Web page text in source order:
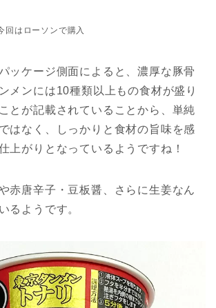
はローソンで購入
ッケージ側面によると、濃厚な豚骨
メンには10種類以上もの食材が盛り
とが記載されていることから、単純
はなく、しっかりと食材の旨味を感
上がりとなっているようですね！
赤唐辛子・豆板醤、さらに生姜なん
るようです。